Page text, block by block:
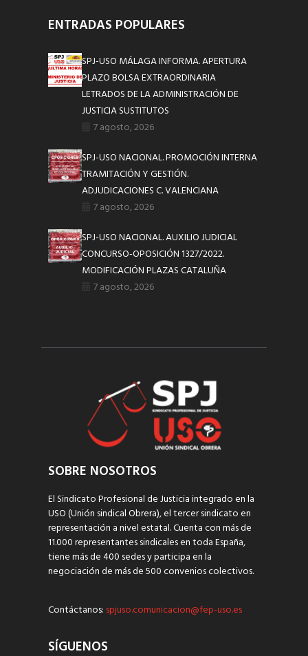
ENTRADAS POPULARES
SPJ-USO MÁLAGA INFORMA. APERTURA
PLAZO BOLSA EXTRAORDINARIA
LETRADOS DE LA ADMINISTRACIÓN DE
JUSTICIA SUSTITUTOS
7 agosto, 2026
SPJ-USO NACIONAL. PROMOCIÓN INTERNA
TRAMITACIÓN Y GESTIÓN.
ADJUDICACIONES C. VALENCIANA
7 agosto, 2026
SPJ-USO NACIONAL. AUXILIO JUDICIAL
CONCURSO-OPOSICIÓN 1327/2022.
MODIFICACIÓN PLAZAS CATALUÑA
7 agosto, 2026
SOBRE NOSOTROS
El Sindicato Profesional de Justicia integrado en la
USO (Unión sindical Obrera), el tercer sindicato en
representación a nivel estatal. Cuenta con más de
11.000 representantes sindicales en toda España,
tiene más de 400 sedes y participa en la
negociación de más de 500 convenios colectivos.
Contáctanos: spjuso.comunicacion@fep-uso.es
SÍGUENOS